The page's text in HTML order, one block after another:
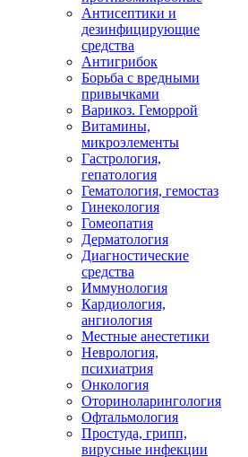
Антисептики и
дезинфицирующие
средства
Антигрибок
Борьба с вредными
привычками
Варикоз. Геморрой
Витамины,
микроэлементы
Гастрология,
гепатология
Гематология, гемостаз
Гинекология
Гомеопатия
Дерматология
Диагностические
средства
Иммунология
Кардиология,
ангиология
Местные анестетики
Неврология,
психиатрия
Онкология
Оториноларингология
Офтальмология
Простуда, грипп,
вирусные инфекции